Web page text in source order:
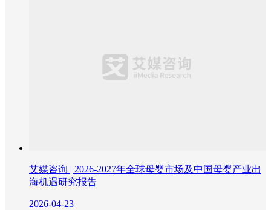
艾媒咨询 | 2026-2027年全球母婴市场及中国母婴产业出
海机遇研究报告
2026-04-23